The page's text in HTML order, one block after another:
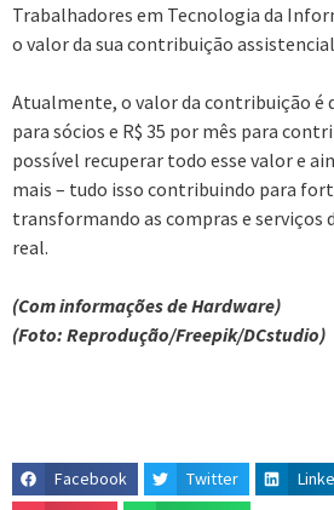
Trabalhadores em Tecnologia da
o valor da sua contribuição
Atualmente, o valor da contribuição é
para sócios e R$ 35 por mês para
possível recuperar todo esse valor e
mais – tudo isso contribuindo para
transformando as compras e serviços
real.
(Com informações de Hardware)
(Foto: Reprodução/Freepik/DCstudio)
Facebook Twitter